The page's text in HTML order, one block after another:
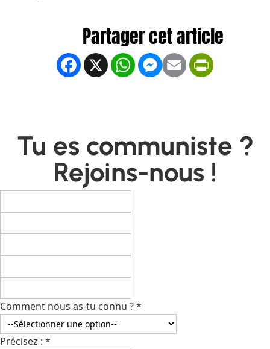
Facebook
X WhatsApp
Messenger
Email
Tu es communiste ?
Rejoins-nous !
Comment nous as-tu connu ?*
Précisez : *